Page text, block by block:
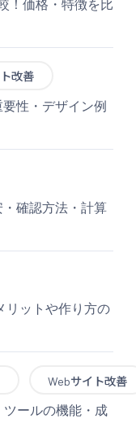
！価格・特徴を比
改善
性・デザイン例
確認方法・計算
リットや作り方の
Webサイト改善
ツールの機能・成